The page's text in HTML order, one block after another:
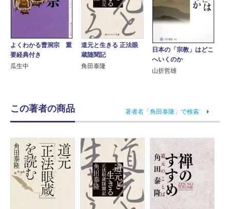
よくわかる曹洞宗 重
要経典付き
瓜生中
道元と生きる 正法眼
蔵随聞記
角田泰隆
日本の「宗教」はどこ
へいくのか
山折哲雄
この著者の商品 著者名「角田泰隆」で検索